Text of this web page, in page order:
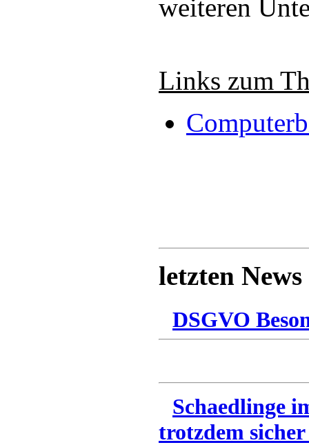
weiteren
Links zum
letzten News
DSGVO
Schaedlinge
trotzdem